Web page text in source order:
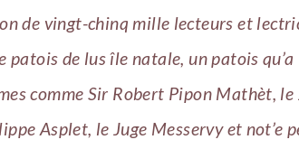
de vingt-chinq mille lecteurs et
patois de lus île natale, un patois qu’a
comme Sir Robert Pipon Mathèt, le
Asplet, le Juge Messervy et not’e